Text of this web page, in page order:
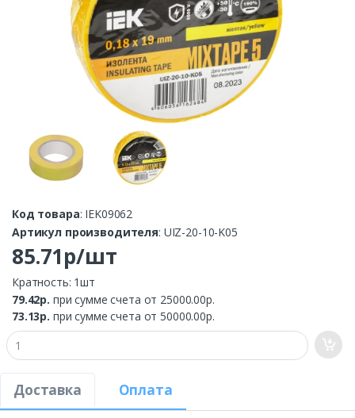
Код товара: IEK09062
Артикул производителя: UIZ-20-10-K05
85.71р/шт
Кратность: 1шт
79.42р. при сумме счета от 25000.00р.
73.13р. при сумме счета от 50000.00р.
Доставка Оплата